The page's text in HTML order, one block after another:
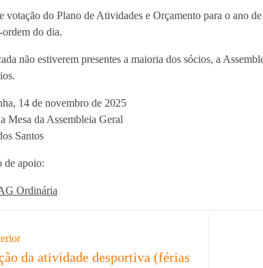
votação do Plano de Atividades e Orçamento para o ano
do dia.
não estiverem presentes a maioria dos sócios, a
14 de novembro de 2025
Mesa da Assembleia Geral
Santos
de apoio:
Ordinária
da atividade desportiva (férias